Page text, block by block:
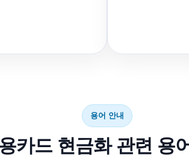
용어 안내
카드 현금화 관련 용